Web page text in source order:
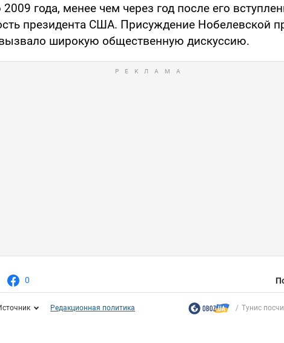
года, менее чем через год после его
президента США. Присуждение Нобелевской
широкую общественную дискуссию.
0
Редакционная политика Тунис